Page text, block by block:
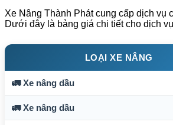
Xe Nâng Thành Phát cung cấp dịch
Dưới đây là bảng giá chi tiết cho dịch
LOẠI XE NÂNG
🚛 Xe nâng dầu
🚛 Xe nâng dầu